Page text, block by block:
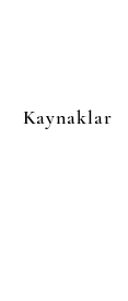
Kaynaklar